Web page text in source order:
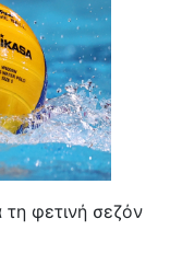
τη φετινή σεζόν